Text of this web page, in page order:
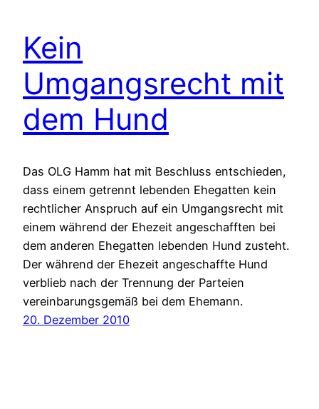
Kein
Umgangsrecht mit
dem Hund
Das OLG Hamm hat mit Beschluss entschieden,
dass einem getrennt lebenden Ehegatten kein
rechtlicher Anspruch auf ein Umgangsrecht mit
einem während der Ehezeit angeschafften bei
dem anderen Ehegatten lebenden Hund zusteht.
Der während der Ehezeit angeschaffte Hund
verblieb nach der Trennung der Parteien
vereinbarungsgemäß bei dem Ehemann.
20. Dezember 2010